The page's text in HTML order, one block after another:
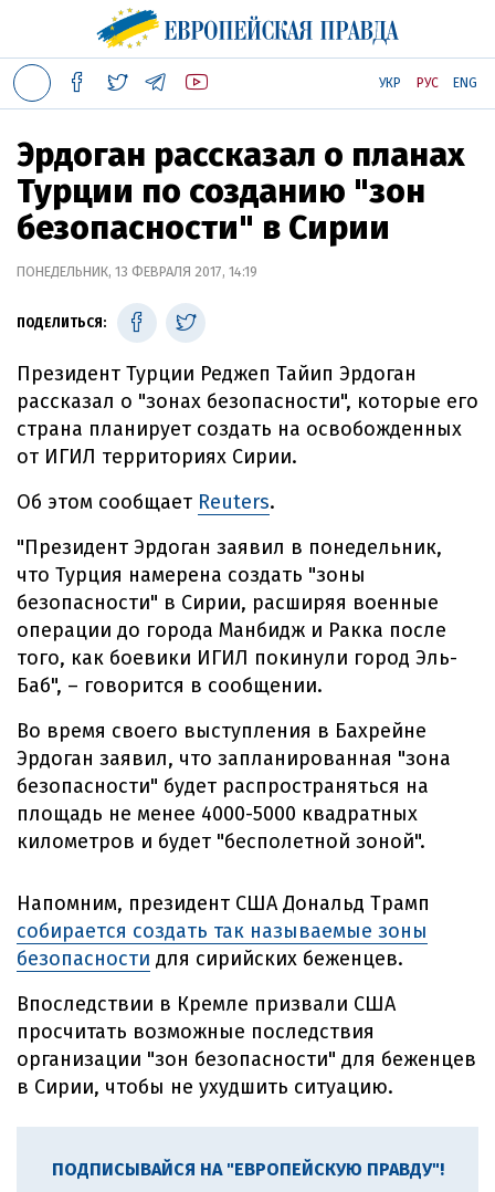
УКР РУС ENG
Эрдоган рассказал о планах
Турции по созданию "зон
безопасности" в Сирии
ПОНЕДЕЛЬНИК, 13 ФЕВРАЛЯ 2017, 14:19
ПОДЕЛИТЬСЯ:
Президент Турции Реджеп Тайип Эрдоган
рассказал о "зонах безопасности", которые его
страна планирует создать на освобожденных
от ИГИЛ территориях Сирии.
Об этом сообщает Reuters.
"Президент Эрдоган заявил в понедельник,
что Турция намерена создать "зоны
безопасности" в Сирии, расширяя военные
операции до города Манбидж и Ракка после
того, как боевики ИГИЛ покинули город Эль-
Баб", – говорится в сообщении.
Во время своего выступления в Бахрейне
Эрдоган заявил, что запланированная "зона
безопасности" будет распространяться на
площадь не менее 4000-5000 квадратных
километров и будет "бесполетной зоной".
Напомним, президент США Дональд Трамп
собирается создать так называемые зоны
безопасности для сирийских беженцев.
Впоследствии в Кремле призвали США
просчитать возможные последствия
организации "зон безопасности" для беженцев
в Сирии, чтобы не ухудшить ситуацию.
ПОДПИСЫВАЙСЯ НА "ЕВРОПЕЙСКУЮ ПРАВДУ"!